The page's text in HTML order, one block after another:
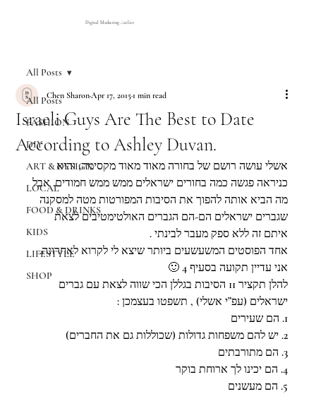
Digital Marketing Atelier
All Posts
FASHION
DIY
ART & DESIGN
LOCAL
FOOD & DRINKS
KIDS
LIFESTYLE
SHOP
All Posts
Israeli Guys Are The Best to Date
According to Ashley Duvan.
Chen SharonApr 17, 20151 min read
אשלי עושה רושם של בחורה מאוד מאוד מקסימה, והיא
כניראה פגשה כמה בחורים ישראלים ממש ממש חמודים. אבל
מה הביא אותה להפוך את הסיבות המפורטות מטה למסקנה
שגברים ישראלים הם-הם הגברים האולטימטיבים לצאת
איתם זה ללא ספק מעבר לבינתי .
אחד הפוסטים המשעשעים ביותר שיצא לי לקרוא לאחרונה.
אני עדיין תקועה בסעיף 4 🙂
להלן תקציר 11 הסיבות בגללן הכי שווה לצאת עם גברים
ישראלים (עפ”י אשלי) , תשפטו בעצמכן :
1. הם שעירים
2. יש להם משפחות גדולות (שכוללות גם את החברים)
3. הם מתורבתים
4. הם יכינו לך ארוחת בוקר
5. הם מעשנים